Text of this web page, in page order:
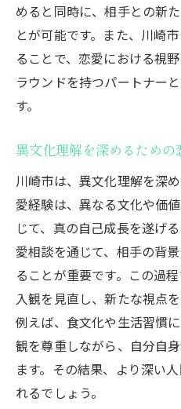
めると同時に、相手との新
とが可能です。また、川崎
ることで、恋愛における視
ラウンドを持つパートナー
す。
異文化理解を深めるための
川崎市は、異文化理解を深
愛経験は、異なる文化や価
じて、真の自己成長を遂げ
愛相談を通じて、相手の背
ることが重要です。この過
入観を見直し、新たな視点
例えば、食文化や生活習慣
観を尊重しながら、自分自
ます。その結果、より深い
れるでしょう。